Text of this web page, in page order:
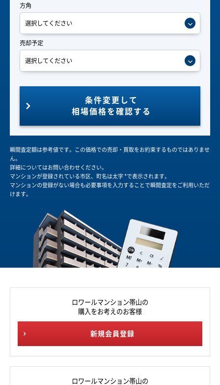
方角
売却予定
条件変更して
相場価格を確認する
瞬間査定額は参考値です。この価格での売却・買取をお約束するものではありませ
ん。
詳細についてはお問い合わせください。
マンションが登録されている市区、町名は太字 *で表示されます。
マンションの登録がない場合も必要事項を入力することで瞬間査定をご利用いただ
けます。
ロワールマンション帯山の
購入をお考えのお客様
新規会員登録
ロワールマンション帯山の